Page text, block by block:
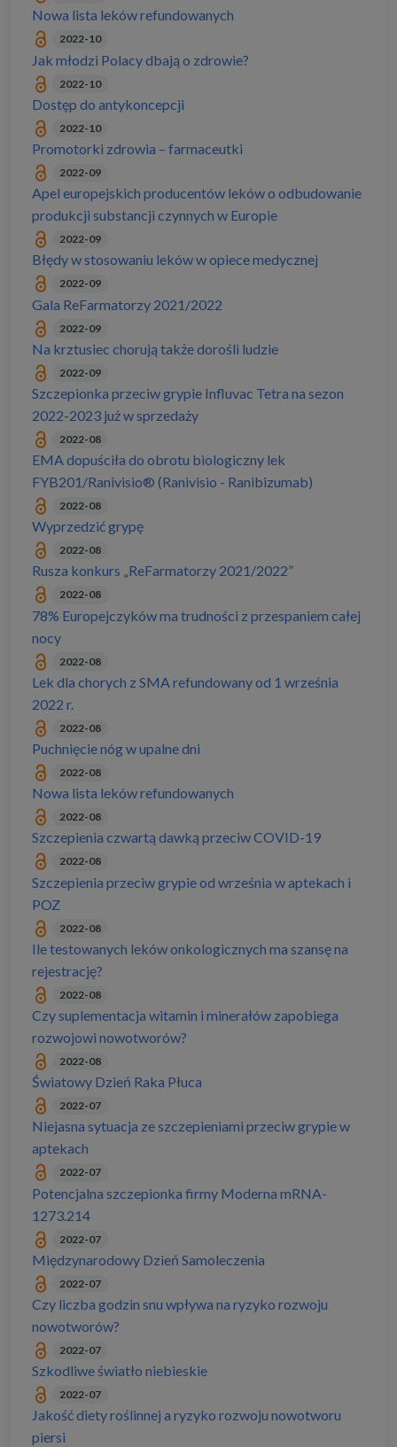
Nowa lista leków refundowanych
2022-10
Jak młodzi Polacy dbają o zdrowie?
2022-10
Dostęp do antykoncepcji
2022-10
Promotorki zdrowia – farmaceutki
2022-09
Apel europejskich producentów leków o odbudowanie
produkcji substancji czynnych w Europie
2022-09
Błędy w stosowaniu leków w opiece medycznej
2022-09
Gala ReFarmatorzy 2021/2022
2022-09
Na krztusiec chorują także dorośli ludzie
2022-09
Szczepionka przeciw grypie Influvac Tetra na sezon
2022-2023 już w sprzedaży
2022-08
EMA dopuściła do obrotu biologiczny lek
FYB201/Ranivisio® (Ranivisio - Ranibizumab)
2022-08
Wyprzedzić grypę
2022-08
Rusza konkurs „ReFarmatorzy 2021/2022”
2022-08
78% Europejczyków ma trudności z przespaniem całej
nocy
2022-08
Lek dla chorych z SMA refundowany od 1 września
2022 r.
2022-08
Puchnięcie nóg w upalne dni
2022-08
Nowa lista leków refundowanych
2022-08
Szczepienia czwartą dawką przeciw COVID-19
2022-08
Szczepienia przeciw grypie od września w aptekach i
POZ
2022-08
Ile testowanych leków onkologicznych ma szansę na
rejestrację?
2022-08
Czy suplementacja witamin i minerałów zapobiega
rozwojowi nowotworów?
2022-08
Światowy Dzień Raka Płuca
2022-07
Niejasna sytuacja ze szczepieniami przeciw grypie w
aptekach
2022-07
Potencjalna szczepionka firmy Moderna mRNA-
1273.214
2022-07
Międzynarodowy Dzień Samoleczenia
2022-07
Czy liczba godzin snu wpływa na ryzyko rozwoju
nowotworów?
2022-07
Szkodliwe światło niebieskie
2022-07
Jakość diety roślinnej a ryzyko rozwoju nowotworu
piersi